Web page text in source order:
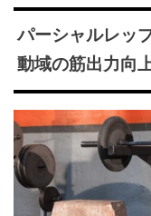
パーシャルレッ
動域の筋出力向